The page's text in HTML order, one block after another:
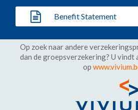
Benefit Statement
Op zoek naar andere
dan de groepsverzekering? U
op